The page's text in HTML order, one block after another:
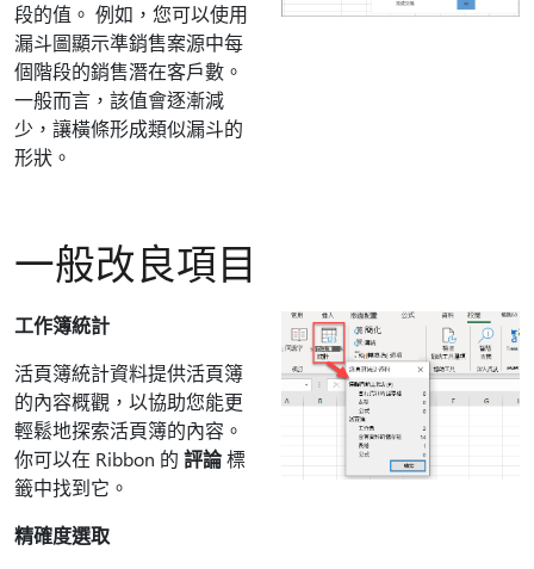
段的值。 例如，您可以使用
漏斗圖顯示準銷售案源中每
個階段的銷售潛在客戶數。
一般而言，該值會逐漸減
少，讓橫條形成類似漏斗的
形狀。
一般改良項目
工作簿統計
活頁簿統計資料提供活頁簿
的內容概觀，以協助您能更
輕鬆地探索活頁簿的內容。
你可以在 Ribbon 的 評論標
籤中找到它。
精確度選取